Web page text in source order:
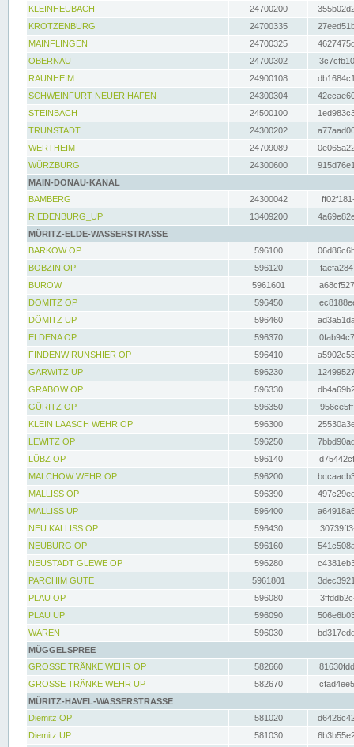
KLEINHEUBACH 24700200
KROTZENBURG
24700335
MAINFLINGEN
24700325
OBERNAU
24700302
RAUNHEIM
24900108
SCHWEINFURT NEUER HAFEN
24300304
STEINBACH
24500100
TRUNSTADT
24300202
WERTHEIM
24709089
WÜRZBURG
24300600
MAIN-DONAU-KANAL
BAMBERG
24300042
RIEDENBURG_UP
13409200
MÜRITZ-ELDE-WASSERSTRASSE
BARKOW OP
596100
BOBZIN OP
596120
BUROW
5961601
DÖMITZ OP
596450
DÖMITZ UP
596460
ELDENA OP
596370
FINDENWIRUNSHIER OP
596410
GARWITZ UP
596230
GRABOW OP
596330
GÜRITZ OP
596350
KLEIN LAASCH WEHR OP
596300
LEWITZ OP
596250
LÜBZ OP
596140
MALCHOW WEHR OP
596200
MALLISS OP
596390
MALLISS UP
596400
NEU KALLISS OP
596430
NEUBURG OP
596160
NEUSTADT GLEWE OP
596280
PARCHIM GÜTE
5961801
PLAU OP
596080
PLAU UP
596090
WAREN
596030
MÜGGELSPREE
GROSSE TRÄNKE WEHR OP
582660
GROSSE TRÄNKE WEHR UP
582670
MÜRITZ-HAVEL-WASSERSTRASSE
Diemitz OP
581020
Diemitz UP
581030